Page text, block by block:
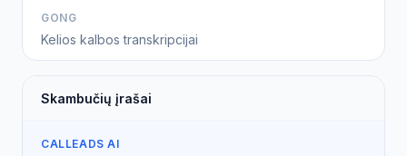
GONG
Kelios kalbos transkripcijai
Skambučių įrašai
CALLEADS AI